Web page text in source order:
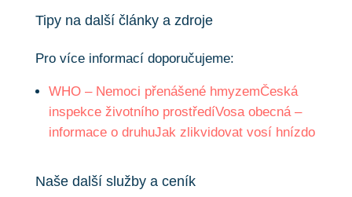
Tipy na další články a zdroje
Pro více informací doporučujeme:
WHO – Nemoci přenášené hmyzemČeská
inspekce životního prostředíVosa obecná –
informace o druhuJak zlikvidovat vosí hnízdo
Naše další služby a ceník